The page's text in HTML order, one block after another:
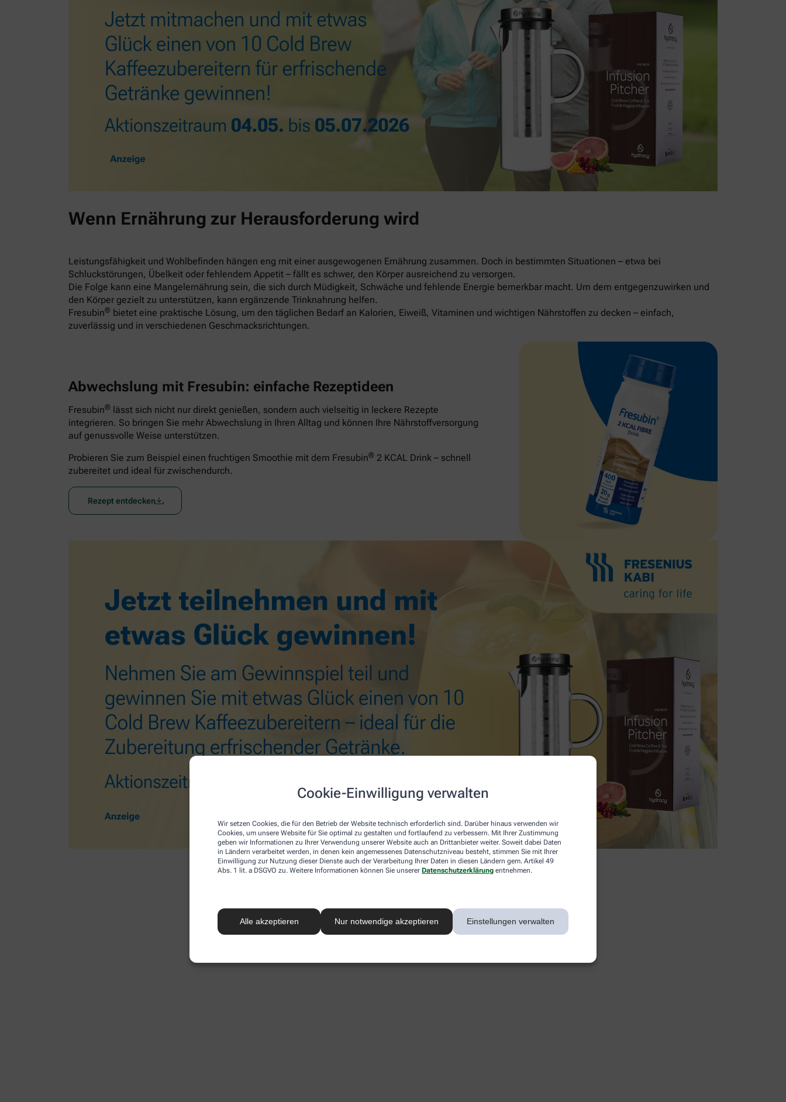
Cookie-Einwilligung verwalten
Wir setzen Cookies, die für den Betrieb der Website technisch erforderlich sind. Darüber hinaus verwenden wir
Cookies, um unsere Website für Sie optimal zu gestalten und fortlaufend zu verbessern. Mit Ihrer Zustimmung
geben wir Informationen zu Ihrer Verwendung unserer Website auch an Drittanbieter weiter. Soweit dabei Daten
in Ländern verarbeitet werden, in denen kein angemessenes Datenschutzniveau besteht, stimmen Sie mit Ihrer
Einwilligung zur Nutzung dieser Dienste auch der Verarbeitung Ihrer Daten in diesen Ländern gem. Artikel 49
Abs. 1 lit. a DSGVO zu. Weitere Informationen können Sie unserer Datenschutzerklärung entnehmen.
Alle akzeptieren Nur notwendige akzeptieren Einstellungen verwalten
Wenn Ernährung zur Herausforderung wird
Leistungsfähigkeit und Wohlbefinden hängen eng mit einer ausgewogenen Ernährung zusammen. Doch in bestimmten Situationen – etwa bei
Schluckstörungen, Übelkeit oder fehlendem Appetit – fällt es schwer, den Körper ausreichend zu versorgen.
Die Folge kann eine Mangelernährung sein, die sich durch Müdigkeit, Schwäche und fehlende Energie bemerkbar macht. Um dem entgegenzuwirken und
den Körper gezielt zu unterstützen, kann ergänzende Trinknahrung helfen.
Fresubin® bietet eine praktische Lösung, um den täglichen Bedarf an Kalorien, Eiweiß, Vitaminen und wichtigen Nährstoffen zu decken – einfach,
zuverlässig und in verschiedenen Geschmacksrichtungen.
Abwechslung mit Fresubin: einfache Rezeptideen
Fresubin® lässt sich nicht nur direkt genießen, sondern auch vielseitig in leckere Rezepte
integrieren. So bringen Sie mehr Abwechslung in Ihren Alltag und können Ihre Nährstoffversorgung
auf genussvolle Weise unterstützen.
Probieren Sie zum Beispiel einen fruchtigen Smoothie mit dem Fresubin® 2 KCAL Drink – schnell
zubereitet und ideal für zwischendurch.
Rezept entdecken